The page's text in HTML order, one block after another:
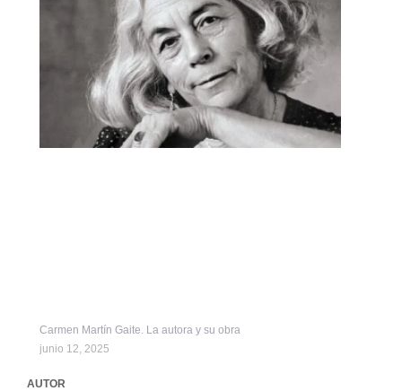
Carmen Martín Gaite. La autora y su obra
junio 12, 2025
AUTOR